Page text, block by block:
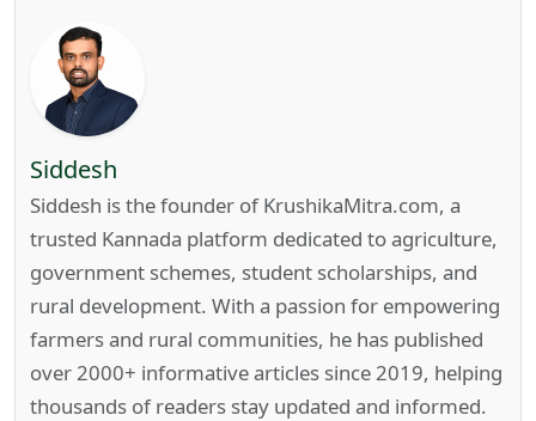
Siddesh
Siddesh is the founder of KrushikaMitra.com, a
trusted Kannada platform dedicated to agriculture,
government schemes, student scholarships, and
rural development. With a passion for empowering
farmers and rural communities, he has published
over 2000+ informative articles since 2019, helping
thousands of readers stay updated and informed.